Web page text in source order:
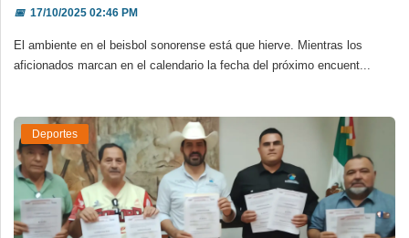
📅17/10/2025 02:46 PM
El ambiente en el beisbol sonorense está que hierve. Mientras los
aficionados marcan en el calendario la fecha del próximo encuent...
Deportes